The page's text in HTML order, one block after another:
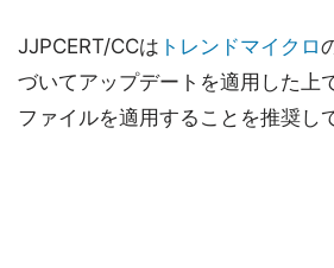
JJPCERT/CCは トレンドマイクロ
づいてアップデートを適用した上
ファイルを適用することを推奨し